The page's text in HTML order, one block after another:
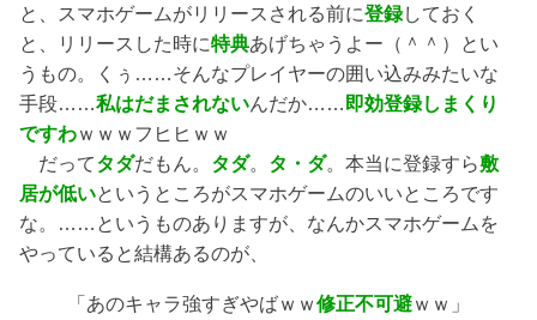
と、スマホゲームがリリースされる前に登録しておく
と、リリースした時に特典あげちゃうよー（＾＾）とい
うもの。くぅ……そんなプレイヤーの囲い込みみたいな
手段……私はだまされないんだか…… 即効登録しまくり
ですわｗｗｗフヒヒｗｗ
だってタダだもん。 タダ。 タ・ダ。本当に登録すら敷
居が低いというところがスマホゲームのいいところです
な。……というものありますが、なんかスマホゲームを
やっていると結構あるのが、
「あのキャラ強すぎやばｗｗ修正不可避ｗｗ」